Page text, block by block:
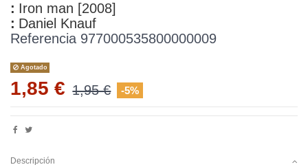
: Iron man [2008]
: Daniel Knauf
Referencia 977000535800000009
Agotado
1,85 € 1,95 € -5%
Descripción